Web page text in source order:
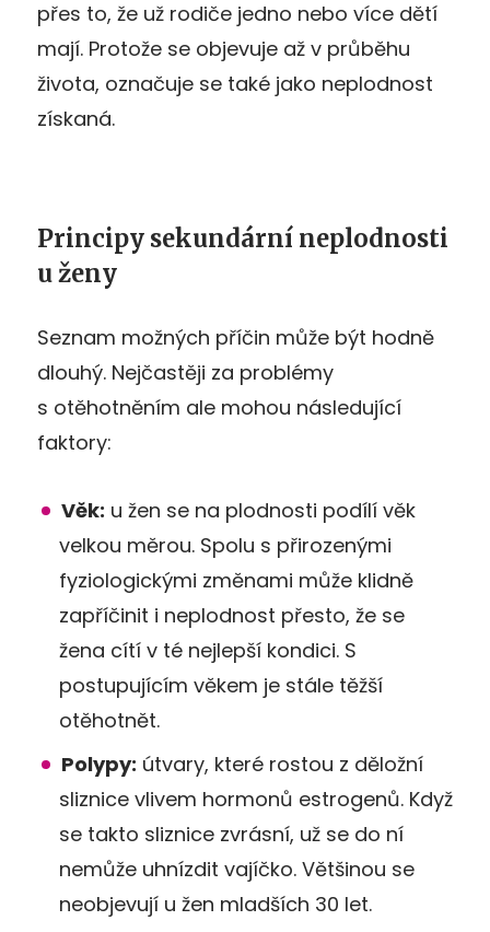
přes to, že už rodiče jedno nebo více dětí
mají. Protože se objevuje až v průběhu
života, označuje se také jako neplodnost
získaná.
Principy sekundární neplodnosti
u ženy
Seznam možných příčin může být hodně
dlouhý. Nejčastěji za problémy
s otěhotněním ale mohou následující
faktory:
Věk: u žen se na plodnosti podílí věk
velkou měrou. Spolu s přirozenými
fyziologickými změnami může klidně
zapříčinit i neplodnost přesto, že se
žena cítí v té nejlepší kondici. S
postupujícím věkem je stále těžší
otěhotnět.
Polypy: útvary, které rostou z děložní
sliznice vlivem hormonů estrogenů. Když
se takto sliznice zvrásní, už se do ní
nemůže uhnízdit vajíčko. Většinou se
neobjevují u žen mladších 30 let.